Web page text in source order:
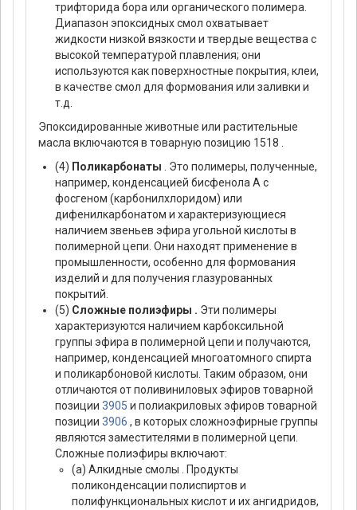
трифторида бора или органического полимера.
Диапазон эпоксидных смол охватывает
жидкости низкой вязкости и твердые вещества с
высокой температурой плавления; они
используются как поверхностные покрытия, клеи,
в качестве смол для формования или заливки и
т.д.
Эпоксидированные животные или растительные
масла включаются в товарную позицию 1518 .
(4) Поликарбонаты
. Это полимеры, полученные,
например, конденсацией бисфенола А с
фосгеном (карбонилхлоридом) или
дифенилкарбонатом и характеризующиеся
наличием звеньев эфира угольной кислоты в
полимерной цепи. Они находят применение в
промышленности, особенно для формования
изделий и для получения глазурованных
покрытий.
(5) Сложные полиэфиры . Эти полимеры
характеризуются наличием карбоксильной
группы эфира в полимерной цепи и получаются,
например, конденсацией многоатомного спирта
и поликарбоновой кислоты. Таким образом, они
отличаются от поливиниловых эфиров товарной
позиции 3905 и полиакриловых эфиров товарной
позиции 3906 , в которых сложноэфирные группы
являются заместителями в полимерной цепи.
Сложные полиэфиры включают:
(а) Алкидные смолы . Продукты
поликонденсации полиспиртов и
полифункциональных кислот и их ангидридов,